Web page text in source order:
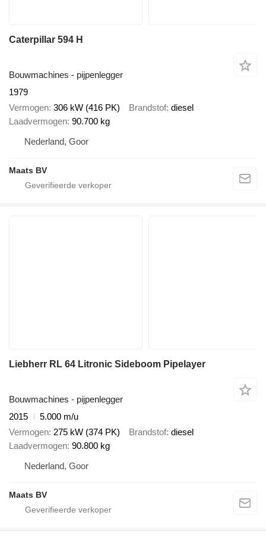
Caterpillar 594 H
Bouwmachines - pijpenlegger
1979
Vermogen 306 kW (416 PK) Brandstof diesel
Laadvermogen 90.700 kg
Nederland, Goor
Maats BV
Liebherr RL 64 Litronic Sideboom Pipelayer
Bouwmachines - pijpenlegger
2015
5.000 m/u
Vermogen 275 kW (374 PK) Brandstof diesel
Laadvermogen 90.800 kg
Nederland, Goor
Maats BV